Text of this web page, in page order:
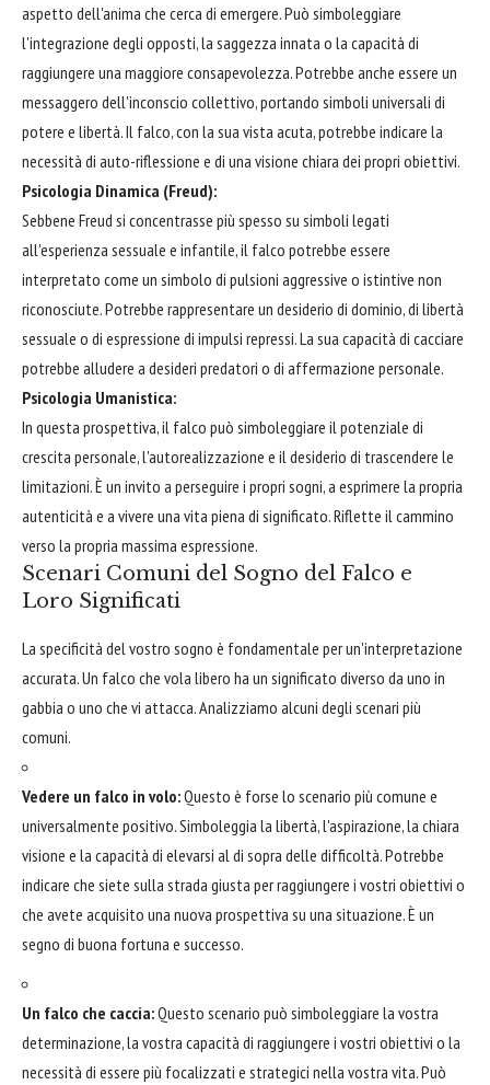
aspetto dell'anima che cerca di emergere. Può simboleggiare
l'integrazione degli opposti, la saggezza innata o la capacità di
raggiungere una maggiore consapevolezza. Potrebbe anche essere un
messaggero dell'inconscio collettivo, portando simboli universali di
potere e libertà. Il falco, con la sua vista acuta, potrebbe indicare la
necessità di auto-riflessione e di una visione chiara dei propri obiettivi.
Psicologia Dinamica (Freud):
Sebbene Freud si concentrasse più spesso su simboli legati
all'esperienza sessuale e infantile, il falco potrebbe essere
interpretato come un simbolo di pulsioni aggressive o istintive non
riconosciute. Potrebbe rappresentare un desiderio di dominio, di libertà
sessuale o di espressione di impulsi repressi. La sua capacità di cacciare
potrebbe alludere a desideri predatori o di affermazione personale.
Psicologia Umanistica:
In questa prospettiva, il falco può simboleggiare il potenziale di
crescita personale, l'autorealizzazione e il desiderio di trascendere le
limitazioni. È un invito a perseguire i propri sogni, a esprimere la propria
autenticità e a vivere una vita piena di significato. Riflette il cammino
verso la propria massima espressione.
Scenari Comuni del Sogno del Falco e
Loro Significati
La specificità del vostro sogno è fondamentale per un'interpretazione
accurata. Un falco che vola libero ha un significato diverso da uno in
gabbia o uno che vi attacca. Analizziamo alcuni degli scenari più
comuni.
Vedere un falco in volo:Questo è forse lo scenario più comune e
universalmente positivo. Simboleggia la libertà, l'aspirazione, la chiara
visione e la capacità di elevarsi al di sopra delle difficoltà. Potrebbe
indicare che siete sulla strada giusta per raggiungere i vostri obiettivi o
che avete acquisito una nuova prospettiva su una situazione. È un
segno di buona fortuna e successo.
Un falco che caccia:Questo scenario può simboleggiare la vostra
determinazione, la vostra capacità di raggiungere i vostri obiettivi o la
necessità di essere più focalizzati e strategici nella vostra vita. Può